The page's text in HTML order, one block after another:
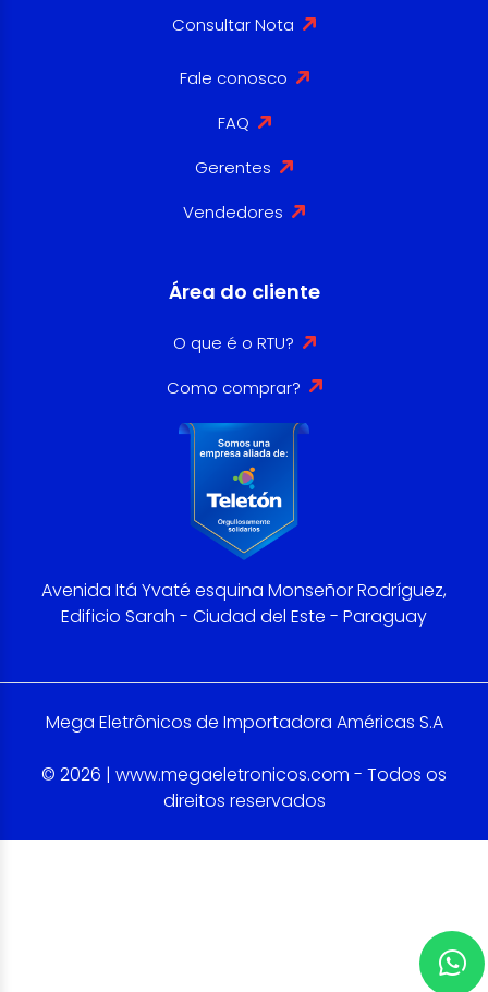
Consultar Nota
Fale conosco
FAQ
Gerentes
Vendedores
Área do cliente
O que é o RTU?
Como comprar?
Avenida Itá Yvaté esquina Monseñor Rodríguez,
Edificio Sarah - Ciudad del Este - Paraguay
Mega Eletrônicos de Importadora Américas S.A
© 2026 | www.megaeletronicos.com - Todos os
direitos reservados